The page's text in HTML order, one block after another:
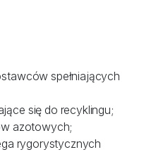
spełniających
się do recyklingu;
azotowych;
rygorystycznych